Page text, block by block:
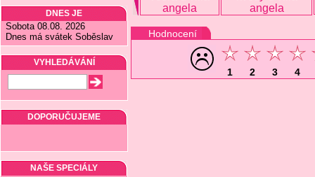
DNES JE
Sobota 08.08. 2026
Dnes má svátek Soběslav
VYHLEDÁVÁNÍ
DOPORUČUJEME
NAŠE SPECIÁLY
Hodnocení
1 2 3 4